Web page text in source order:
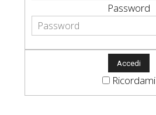
Password
Ricordami